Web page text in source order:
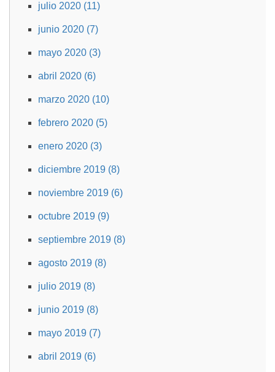
julio 2020 (11)
junio 2020 (7)
mayo 2020 (3)
abril 2020 (6)
marzo 2020 (10)
febrero 2020 (5)
enero 2020 (3)
diciembre 2019 (8)
noviembre 2019 (6)
octubre 2019 (9)
septiembre 2019 (8)
agosto 2019 (8)
julio 2019 (8)
junio 2019 (8)
mayo 2019 (7)
abril 2019 (6)